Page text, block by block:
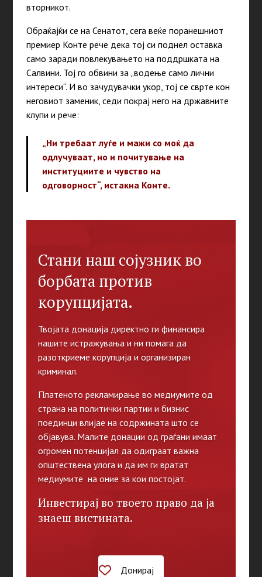
вторникот.
Обраќајќи се на Сенатот, сега веќе поранешниот
премиер Конте рече дека тој си поднел оставка
само заради повлекувањето на поддршката на
Салвини. Тој го обвини за „водење само лични
интереси“. И во зачудувачки укор, тој се сврте кон
неговиот заменик, седи покрај него на државните
клупи и рече:
„Ни требаат луѓе и мажи со моќ да
одлучуваат, но и почитување на
институциите и чувство на
одговорност“, истакна Конте.
Стани наш сојузник во
борбата против
корупцијата.
Твојата донација директно ги финансира
нашите истражувања и ни помага да
разоткриеме корупција и организиран
криминал.
Платеното рекламирање во медиумите од
страна на политички партии и бизнис
поединци влијае на содржината што се
објавува. Малите донации од граѓани имаат
огромен потенцијал да одиграат важна
општествена улога и да им ги вратат
медиумите на оние за кои постојат.
Инвестирај во твоето право да ја
знаеш вистината.
Донирај